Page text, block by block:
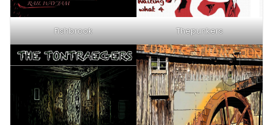
Fishbrook Thepunkers